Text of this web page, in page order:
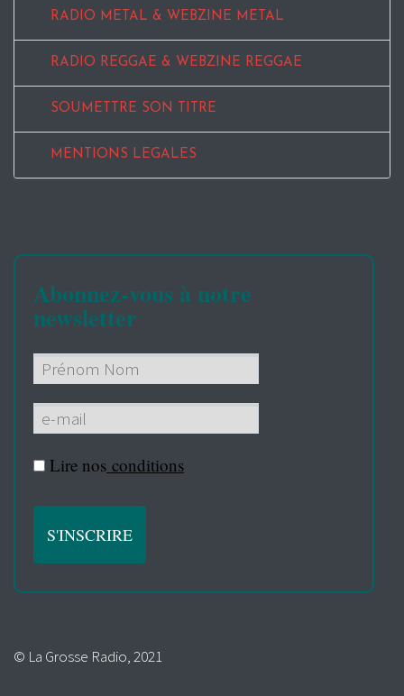
RADIO METAL & WEBZINE METAL
RADIO REGGAE & WEBZINE REGGAE
SOUMETTRE SON TITRE
MENTIONS LEGALES
Abonnez-vous à notre
newsletter
Lire nos conditions
© La Grosse Radio, 2021